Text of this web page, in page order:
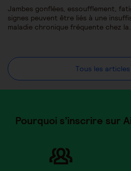
Jambes gonflées, essoufflement,
signes peuvent être liés à une
maladie chronique fréquente chez
Tous les articles
Pourquoi s’inscrire sur